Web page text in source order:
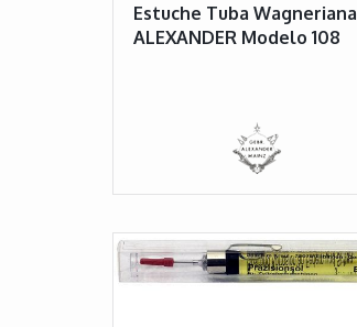
Estuche Tuba Wagneriana
ALEXANDER Modelo 108